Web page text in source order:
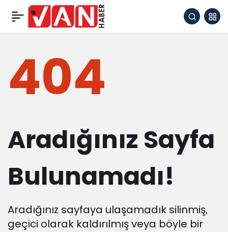
404
Aradığınız Sayfa
Bulunamadı!
Aradığınız sayfaya ulaşamadık silinmiş,
geçici olarak kaldırılmış veya böyle bir